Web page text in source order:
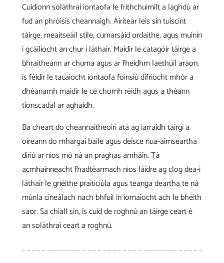
Cuidíonn soláthraí iontaofa le frithchuimilt a laghdú ar
fud an phróisis cheannaigh. Áirítear leis sin tuiscint
táirge, meaitseáil stíle, cumarsáid ordaithe, agus muinín
i gcáilíocht an chur i láthair. Maidir le catagóir táirge a
bhraitheann ar chuma agus ar fheidhm laethúil araon,
is féidir le tacaíocht iontaofa foinsiú difríocht mhór a
dhéanamh maidir le cé chomh réidh agus a théann
tionscadal ar aghaidh.
Ba cheart do cheannaitheoirí atá ag iarraidh táirgí a
oireann do mhargaí baile agus deisce nua-aimseartha
díriú ar níos mó ná an praghas amháin. Tá
acmhainneacht fhadtéarmach níos láidre ag clog dea-i
láthair le gnéithe praiticiúla agus teanga deartha te ná
múnla cineálach nach bhfuil in iomaíocht ach le bheith
saor. Sa chiall sin, is cuid de roghnú an táirge ceart é
an soláthraí ceart a roghnú.